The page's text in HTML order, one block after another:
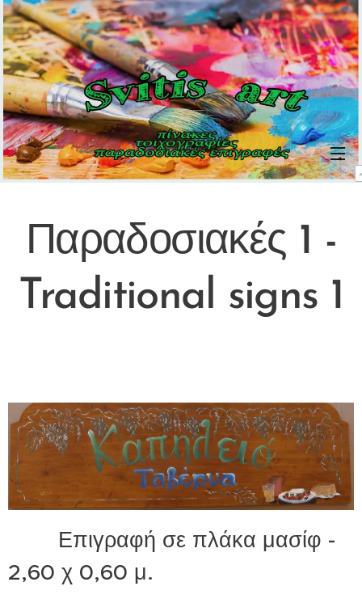
Παραδοσιακές 1 -
Traditional signs 1
Επιγραφή σε πλάκα μασίφ -
2,60 χ 0,60 μ.